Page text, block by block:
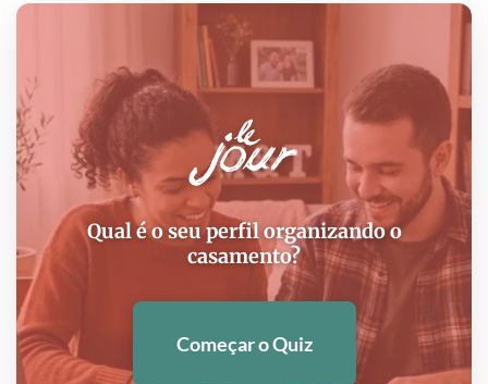
Qual é o seu perfil organizando o
casamento?
Começar o Quiz